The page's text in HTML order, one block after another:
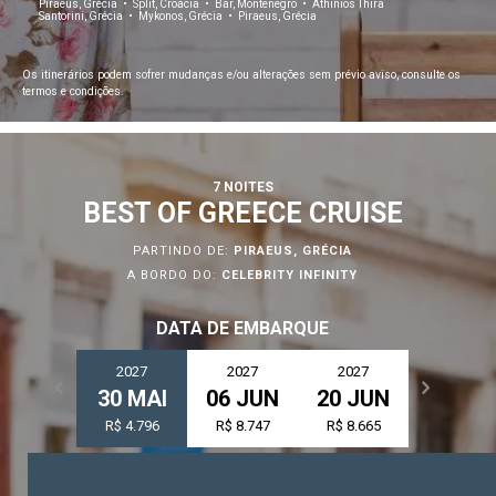
Silhouette®
XCel℠
Xcite℠
Piraeus, Grécia
Split, Croácia Bar, Montenegro
Athinios Thira
Santorini, Grécia
Mykonos, Grécia Piraeus, Grécia
Os itinerários podem sofrer mudanças e/ou alterações sem prévio aviso, consulte os
termos e condições.
7 NOITES
BEST OF GREECE CRUISE
PARTINDO DE:
PIRAEUS, GRÉCIA
A BORDO DO: CELEBRITY INFINITY
DATA DE EMBARQUE
2027
30 MAI
R$ 4.796
2027
06 JUN
R$ 8.747
2027
20 JUN
R$ 8.665
2027
11